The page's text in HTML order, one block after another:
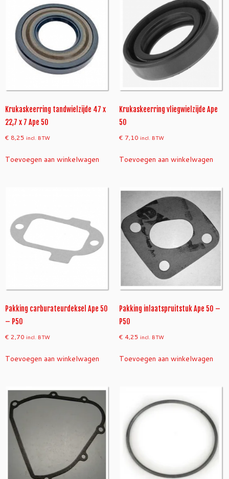
Krukaskeerring tandwielzijde 47 x
22,7 x 7 Ape 50
€ 8,25 incl. BTW
Toevoegen aan winkelwagen
Krukaskeerring vliegwielzijde Ape
50
€ 7,10 incl. BTW
Toevoegen aan winkelwagen
Pakking carburateurdeksel Ape 50
– P50
€ 2,70 incl. BTW
Toevoegen aan winkelwagen
Pakking inlaatspruitstuk Ape 50 –
P50
€ 4,25 incl. BTW
Toevoegen aan winkelwagen